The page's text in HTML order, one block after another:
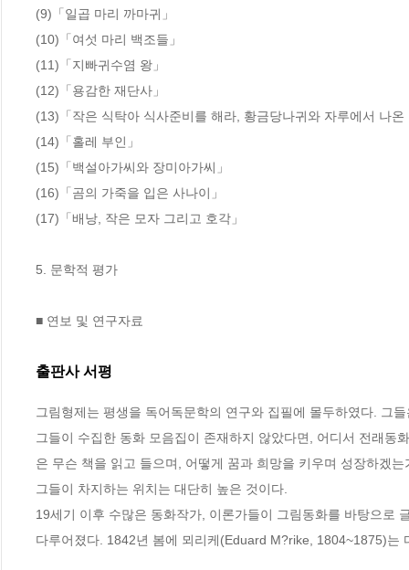
(9)「일곱 마리 까마귀」
(10)「여섯 마리 백조들」
(11)「지빠귀수염 왕」
(12)「용감한 재단사」
(13)「작은 식탁아 식사준비를 해라, 황금당나귀와 자루에서 나온
(14)「홀레 부인」
(15)「백설아가씨와 장미아가씨」
(16)「곰의 가죽을 입은 사나이」
(17)「배낭, 작은 모자 그리고 호각」
5. 문학적 평가
■ 연보 및 연구자료
출판사 서평
그림형제는 평생을 독어독문학의 연구와 집필에 몰두하였다. 그
그들이 수집한 동화 모음집이 존재하지 않았다면, 어디서 전래
은 무슨 책을 읽고 들으며, 어떻게 꿈과 희망을 키우며 성장하겠
그들이 차지하는 위치는 대단히 높은 것이다.
19세기 이후 수많은 동화작가, 이론가들이 그림동화를 바탕으로
다루어졌다. 1842년 봄에 뫼리케(Eduard M?rike, 1804~1875)는